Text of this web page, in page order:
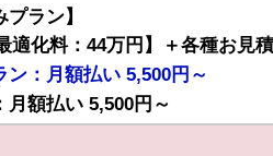
ラン】
適化料：44万円】＋各種お見
：月額払い 5,500円～
月額払い 5,500円～